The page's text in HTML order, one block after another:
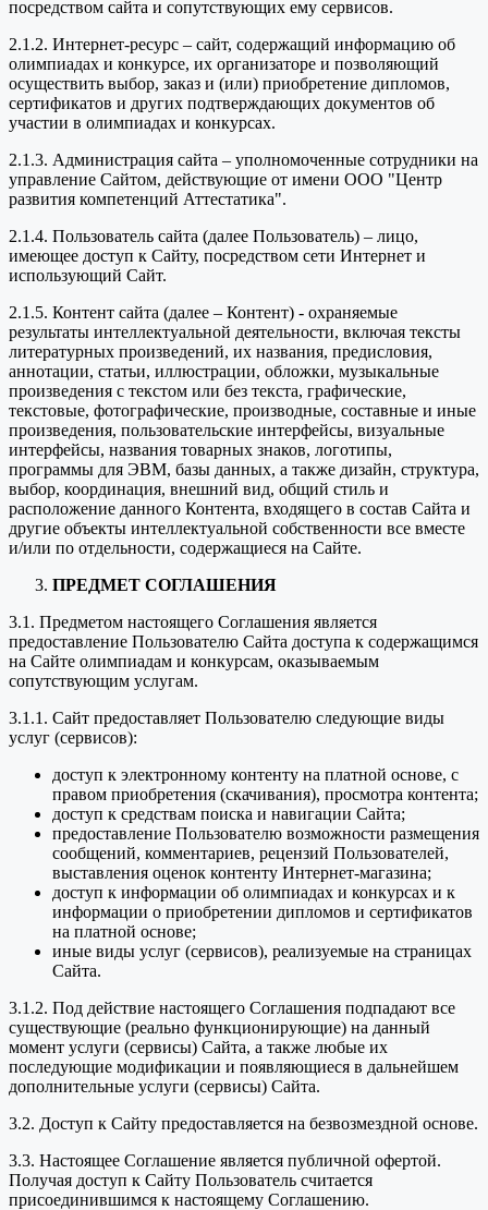
посредством сайта и сопутствующих ему сервисов.
2.1.2. Интернет-ресурс – сайт, содержащий информацию об
олимпиадах и конкурсе, их организаторе и позволяющий
осуществить выбор, заказ и (или) приобретение дипломов,
сертификатов и других подтверждающих документов об
участии в олимпиадах и конкурсах.
2.1.3. Администрация сайта – уполномоченные сотрудники на
управление Сайтом, действующие от имени ООО "Центр
развития компетенций Аттестатика".
2.1.4. Пользователь сайта (далее Пользователь) – лицо,
имеющее доступ к Сайту, посредством сети Интернет и
использующий Сайт.
2.1.5. Контент сайта (далее – Контент) - охраняемые
результаты интеллектуальной деятельности, включая тексты
литературных произведений, их названия, предисловия,
аннотации, статьи, иллюстрации, обложки, музыкальные
произведения с текстом или без текста, графические,
текстовые, фотографические, производные, составные и иные
произведения, пользовательские интерфейсы, визуальные
интерфейсы, названия товарных знаков, логотипы,
программы для ЭВМ, базы данных, а также дизайн, структура,
выбор, координация, внешний вид, общий стиль и
расположение данного Контента, входящего в состав Сайта и
другие объекты интеллектуальной собственности все вместе
и/или по отдельности, содержащиеся на Сайте.
ПРЕДМЕТ СОГЛАШЕНИЯ
3.1. Предметом настоящего Соглашения является
предоставление Пользователю Сайта доступа к содержащимся
на Сайте олимпиадам и конкурсам, оказываемым
сопутствующим услугам.
3.1.1. Сайт предоставляет Пользователю следующие виды
услуг (сервисов):
доступ к электронному контенту на платной основе, с
правом приобретения (скачивания), просмотра контента;
доступ к средствам поиска и навигации Сайта;
предоставление Пользователю возможности размещения
сообщений, комментариев, рецензий Пользователей,
выставления оценок контенту Интернет-магазина;
доступ к информации об олимпиадах и конкурсах и к
информации о приобретении дипломов и сертификатов
на платной основе;
иные виды услуг (сервисов), реализуемые на страницах
Сайта.
3.1.2. Под действие настоящего Соглашения подпадают все
существующие (реально функционирующие) на данный
момент услуги (сервисы) Сайта, а также любые их
последующие модификации и появляющиеся в дальнейшем
дополнительные услуги (сервисы) Сайта.
3.2. Доступ к Сайту предоставляется на безвозмездной основе.
3.3. Настоящее Соглашение является публичной офертой.
Получая доступ к Сайту Пользователь считается
присоединившимся к настоящему Соглашению.